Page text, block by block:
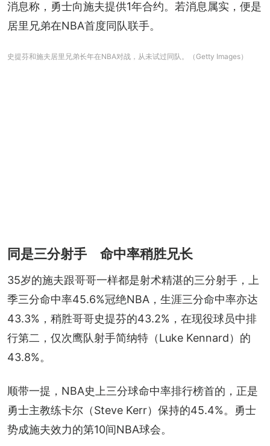
消息称，勇士向施夫提供1年合约。若消息属实，便是
居里兄弟在NBA首度同队联手。
史提芬和施夫居里兄弟长年在NBA对战，从未试过同队。（Getty Images）
同是三分射手 命中率稍胜兄长
35岁的施夫跟哥哥一样都是射术精湛的三分射手，上
季三分命中率45.6%冠绝NBA，生涯三分命中率亦达
43.3%，稍胜哥哥史提芬的43.2%，在现役球员中排
行第二，仅次鹰队射手简纳特（Luke Kennard）的
43.8%。
顺带一提，NBA史上三分球命中率排行榜首的，正是
勇士主教练卡尔（Steve Kerr）保持的45.4%。勇士
势成施夫效力的第10间NBA球会。